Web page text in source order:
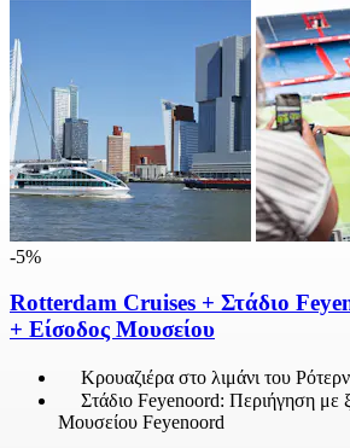
-5%
Rotterdam Cruises + Στάδιο
+ Είσοδος Μουσείου
Κρουαζιέρα στο λιμάνι του
Στάδιο Feyenoord: Περιήγηση με
Μουσείου Feyenoord